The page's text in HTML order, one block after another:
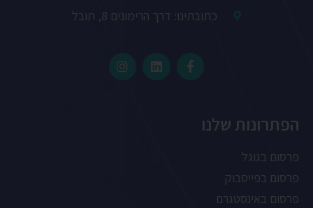
כתובתינו: דרך הרימונים 8, תובל
הפתרונות שלנו
פרסום בגוגל
פרסום בפייסבוק
פרסום באינסטגרם